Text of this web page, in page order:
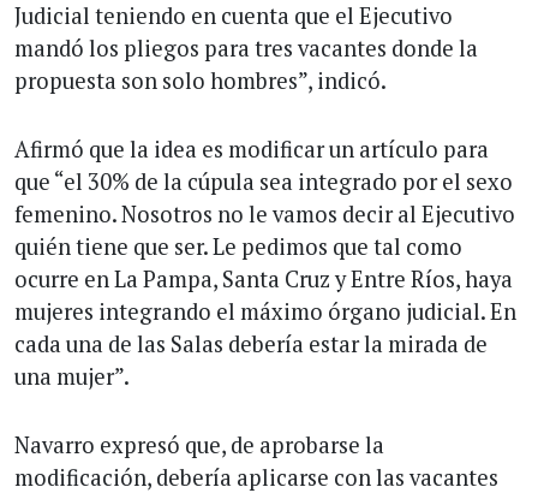
Judicial teniendo en cuenta que el Ejecutivo
mandó los pliegos para tres vacantes donde la
propuesta son solo hombres”, indicó.
Afirmó que la idea es modificar un artículo para
que “el 30% de la cúpula sea integrado por el sexo
femenino. Nosotros no le vamos decir al Ejecutivo
quién tiene que ser. Le pedimos que tal como
ocurre en La Pampa, Santa Cruz y Entre Ríos, haya
mujeres integrando el máximo órgano judicial. En
cada una de las Salas debería estar la mirada de
una mujer”.
Navarro expresó que, de aprobarse la
modificación, debería aplicarse con las vacantes